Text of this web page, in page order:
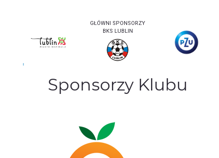
GŁÓWNI SPONSORZY
BKS LUBLIN
Sponsorzy Klubu